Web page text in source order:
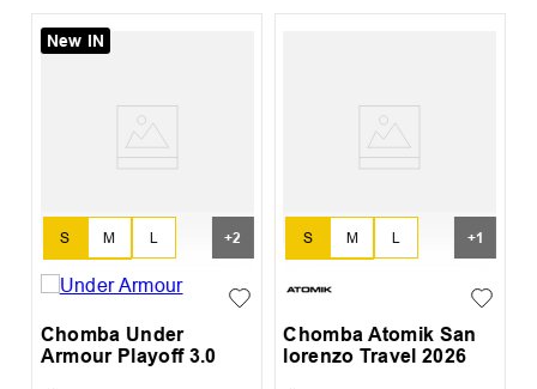
New IN
S L
M
XL XXL
+2
Chomba Under
Armour Playoff 3.0
S L
M +1
Chomba Atomik San
lorenzo Travel 2026